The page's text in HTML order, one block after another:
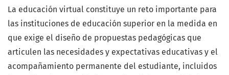
La educación virtual constituye un reto importante para
las instituciones de educación superior en la medida en
que exige el diseño de propuestas pedagógicas que
articulen las necesidades y expectativas educativas y el
acompañamiento permanente del estudiante, incluidos